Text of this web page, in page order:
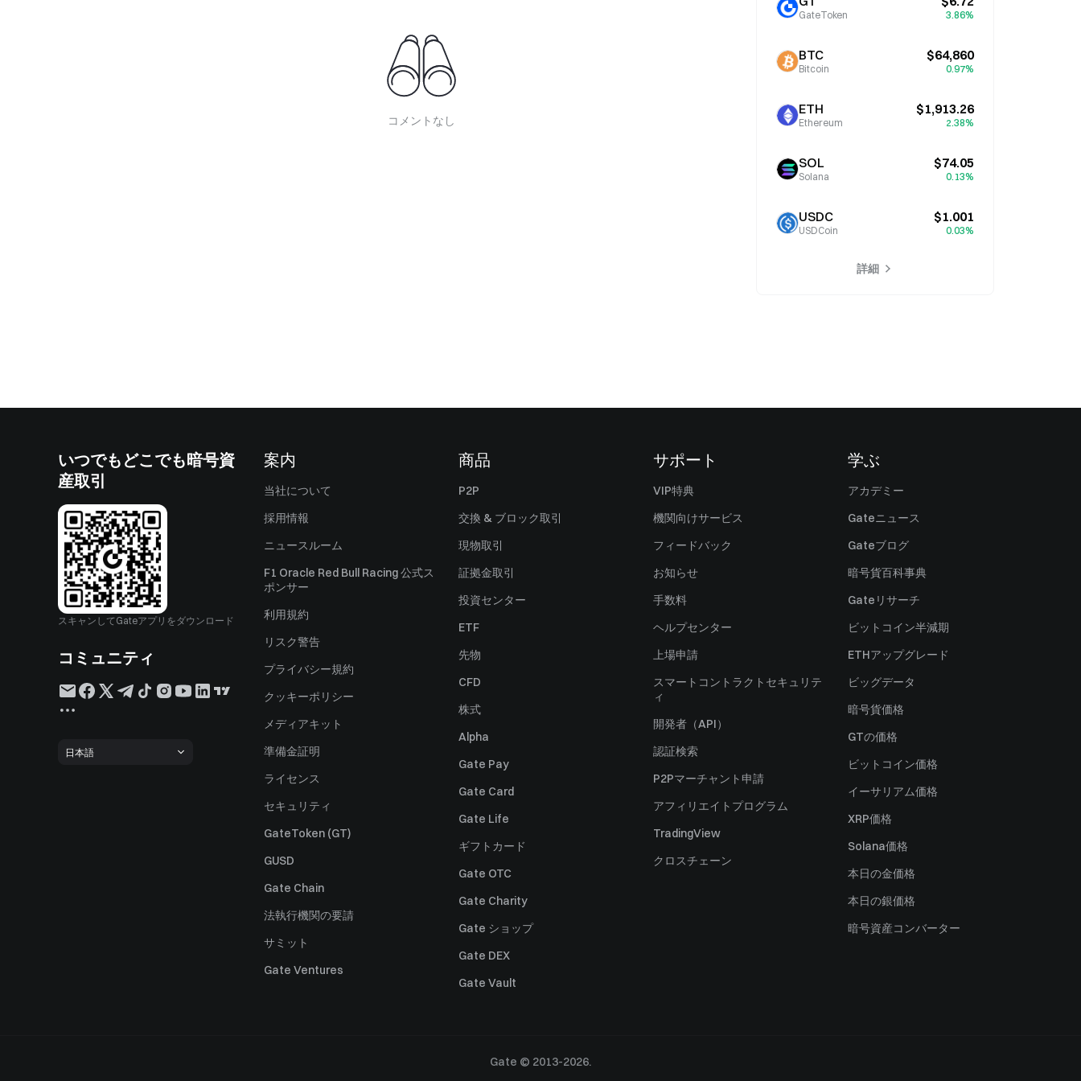
コメントなし
GateToken 3.86%
BTC
Bitcoin
$64,860
0.97%
ETH
Ethereum
$1,913.26
2.38%
SOL
Solana
$74.05
0.13%
USDC
USDCoin
$1.001
0.03%
詳細
いつでもどこでも暗号資
産取引
スキャンしてGateアプリをダウンロード
コミュニティ
日本語
案内
当社について
採用情報
ニュースルーム
F1 Oracle Red Bull Racing 公式ス
ポンサー
利用規約
リスク警告
プライバシー規約
クッキーポリシー
メディアキット
準備金証明
ライセンス
セキュリティ
GateToken (GT)
GUSD
Gate Chain
法執行機関の要請
サミット
Gate Ventures
商品
P2P
交換 & ブロック取引
現物取引
証拠金取引
投資センター
ETF
先物
CFD
株式
Alpha
Gate Pay
Gate Card
Gate Life
ギフトカード
Gate OTC
Gate Charity
Gate ショップ
Gate DEX
Gate Vault
サポート
VIP特典
機関向けサービス
フィードバック
お知らせ
手数料
ヘルプセンター
上場申請
スマートコントラクトセキュリテ
ィ
開発者（API）
認証検索
P2Pマーチャント申請
アフィリエイトプログラム
TradingView
クロスチェーン
学ぶ
アカデミー
Gateニュース
Gateブログ
暗号貨百科事典
Gateリサーチ
ビットコイン半減期
ETHアップグレード
ビッグデータ
暗号貨価格
GTの価格
ビットコイン価格
イーサリアム価格
XRP価格
Solana価格
本日の金価格
本日の銀価格
暗号資産コンバーター
Gate © 2013-2026.